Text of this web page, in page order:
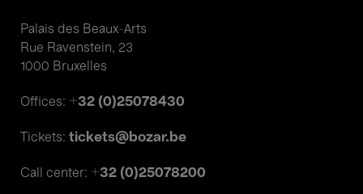
Palais des Beaux-Arts
Rue Ravenstein, 23
1000 Bruxelles
Offices: +32 (0)25078430
Tickets: tickets@bozar.be
Call center: +32 (0)25078200